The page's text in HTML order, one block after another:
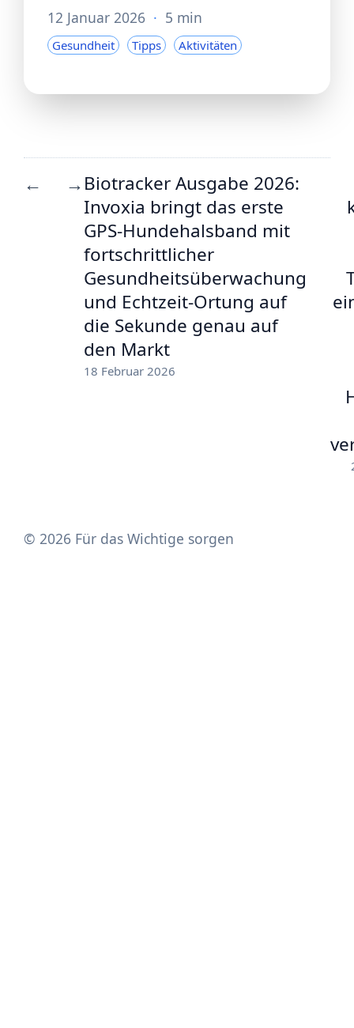
12 Januar 2026 · 5 min
Gesundheit Tipps Aktivitäten
← →Biotracker Ausgabe 2026:
Invoxia bringt das erste
GPS-Hundehalsband mit
fortschrittlicher
Gesundheitsüberwachung
und Echtzeit-Ortung auf
die Sekunde genau auf
den Markt
18 Februar 2026
© 2026 Für das Wichtige sorgen